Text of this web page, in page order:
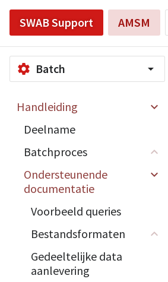
SWAB Support AMSM
settings Batch arrow_drop_down
Handleiding
Deelname
Batchproces
Ondersteunende
documentatie
Voorbeeld queries
Bestandsformaten
Gedeeltelijke data
aanlevering